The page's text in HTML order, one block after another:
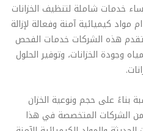
خدمات شاملة لتنظيف الخزانات
مواد كيميائية آمنة وفعالة لإزالة
تقدم هذه الشركات خدمات الفحص
وجودة الخزانات، وتوفير الحلول
بناءً على حجم ونوعية الخزان
الشركات المتخصصة في هذا